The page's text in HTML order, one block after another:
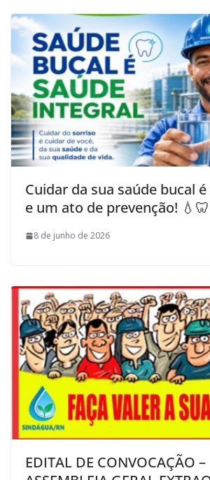
Cuidar da sua saúde bucal
e um ato de prevenção! 💧🦷
8 de junho de 2026
EDITAL DE CONVOCAÇÃO –